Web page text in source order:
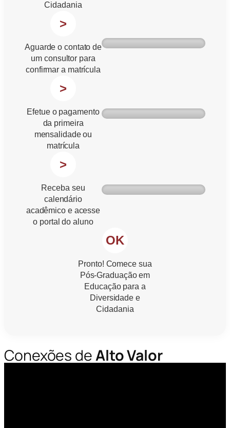
Cidadania
>
Aguarde o contato de
um consultor para
confirmar a matrícula
>
Efetue o pagamento
da primeira
mensalidade ou
matrícula
>
Receba seu
calendário
acadêmico e acesse
o portal do aluno
OK
Pronto! Comece sua
Pós-Graduação em
Educação para a
Diversidade e
Cidadania
Conexões deAlto Valor